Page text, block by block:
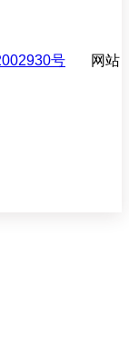
号 网站